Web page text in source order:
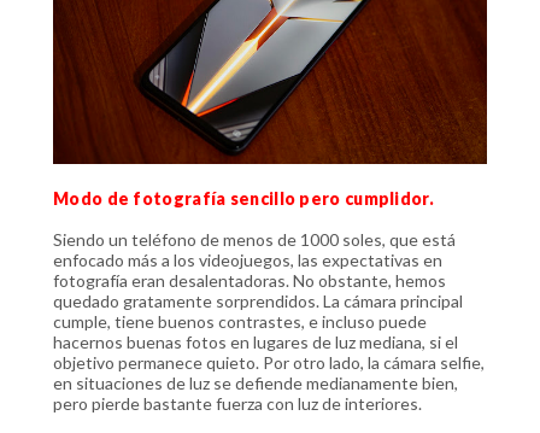
Modo de fotografía sencillo pero cumplidor.
Siendo un teléfono de menos de 1000 soles, que está
enfocado más a los videojuegos, las expectativas en
fotografía eran desalentadoras. No obstante, hemos
quedado gratamente sorprendidos. La cámara principal
cumple, tiene buenos contrastes, e incluso puede
hacernos buenas fotos en lugares de luz mediana, si el
objetivo permanece quieto. Por otro lado, la cámara selfie,
en situaciones de luz se defiende medianamente bien,
pero pierde bastante fuerza con luz de interiores.